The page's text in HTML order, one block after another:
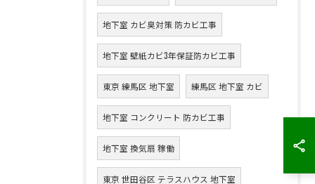
地下室 カビ臭対策 防カビ工事
地下室 壁紙カビ3年保証防カビ工事
東京 練馬区 地下室 練馬区 地下室 カビ
地下室 コンクリート 防カビ工事
地下室 換気扇 稼働
東京 世田谷区 テラスハウス 地下室